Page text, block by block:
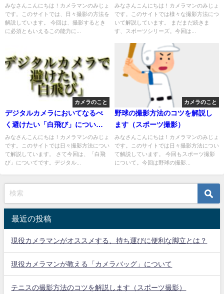
る
みなさんこんにちは！カメラマンのみじょ
です。このサイトでは、日々撮影の方法を
解説しています。 今回は、撮影するとき
に必須ともいえるこの能力に...
みなさんこんにちは！カメラマンのみじょ
です。このサイトでは様々な撮影方法につ
いて解説しています。 まだまだ続きま
す、スポーツシリーズ。今回は...
カメラのこと
デジタルカメラにおいてなるべ
く避けたい「白飛び」について
解説します
みなさんこんにちは！カメラマンのみじょ
です。このサイトでは日々撮影方法につい
て解説しています。 さて今回は、「白飛
び」についてです。デジタル...
カメラのこと
野球の撮影方法のコツを解説し
ます（スポーツ撮影）
みなさんこんにちは！カメラマンのみじょ
です。このサイトでは日々撮影方法につい
て解説しています。 今回もスポーツ撮影
について。今回は野球の撮影...
最近の投稿
現役カメラマンがオススメする、持ち運びに便利な脚立とは？
現役カメラマンが教える「カメラバッグ」について
テニスの撮影方法のコツを解説します（スポーツ撮影）